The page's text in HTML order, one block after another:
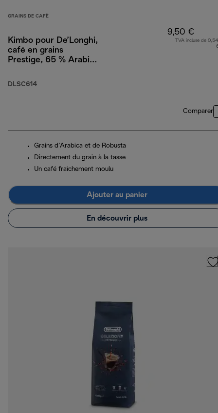
GRAINS DE CAFÈ
Kimbo pour De’Longhi,
café en grains
Prestige, 65 % Arabica
DLSC614
9,50 €
TVA incluse de
Comparer
Grains d’Arabica et de Robusta
Directement du grain à la tasse
Un café fraîchement moulu
Ajouter au panier
En découvrir plus